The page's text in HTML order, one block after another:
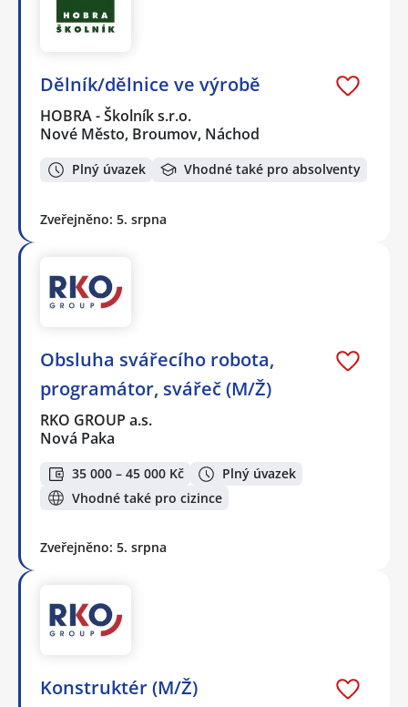
Dělník/dělnice ve výrobě
HOBRA - Školník s.r.o.
Nové Město, Broumov, Náchod
Plný úvazek Vhodné také pro absolventy
Zveřejněno: 5. srpna
Obsluha svářecího robota,
programátor, svářeč (M/Ž)
RKO GROUP a.s.
Nová Paka
35 000 – 45 000 Kč
Plný úvazek
Vhodné také pro cizince
Zveřejněno: 5. srpna
Konstruktér (M/Ž)